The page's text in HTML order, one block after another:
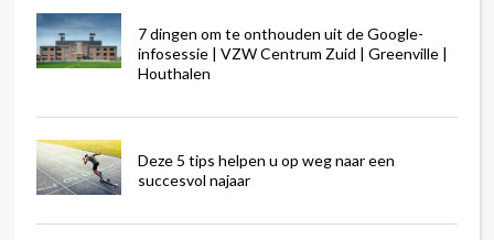
7 dingen om te onthouden uit de Google-
infosessie | VZW Centrum Zuid | Greenville |
Houthalen
Deze 5 tips helpen u op weg naar een
succesvol najaar